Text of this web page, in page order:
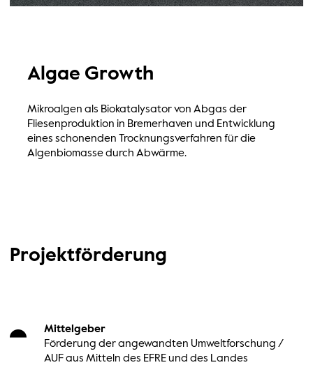
Algae Growth
Mikroalgen als Biokatalysator von Abgas der
Fliesenproduktion in Bremerhaven und Entwicklung
eines schonenden Trocknungsverfahren für die
Algenbiomasse durch Abwärme.
Projektförderung
Mittelgeber
Förderung der angewandten Umweltforschung /
AUF aus Mitteln des EFRE und des Landes